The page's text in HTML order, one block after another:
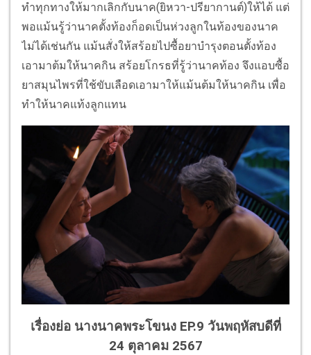
ทำทุกทางให้มากเลิกกับนาค(ยิหวา-ปรียากานต์)ให้ได้ แต่
พอแม้นรู้ว่านาคตั้งท้องก็อดเป็นห่วงลูกในท้องของนาค
ไม่ได้เช่นกัน แม้นสั่งให้สร้อยไปซื้อยาบำรุงตอนตั้งท้อง
เอามาต้มให้นาคกิน สร้อยโกรธที่รู้ว่านาคท้อง จึงแอบซื้อ
ยาสมุนไพรที่ใช้ขับเลือดเอามาให้แม้นต้มให้นาคกิน เพื่อ
ทำให้นาคแท้งลูกแทน
เรื่องย่อ นางนาคพระโขนง EP.9 วันพฤหัสบดีที่
24 ตุลาคม 2567